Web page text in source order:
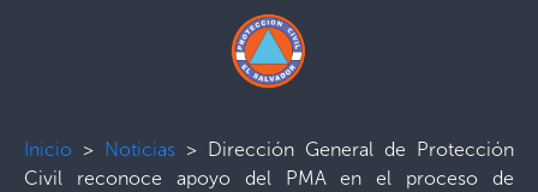
Inicio > Noticias > Dirección General de Protección
Civil reconoce apoyo del PMA en el proceso de